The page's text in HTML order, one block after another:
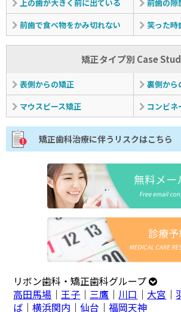
上の歯が大きく前に出ている
前歯の隙
前歯で食べ物をかみ切れない
笑った時
矯正タイプ別 Case
表側からの矯正
裏側から
マウスピース矯正
コンビネ
矯正歯科治療に伴うリスクはこちら
リボン歯科・矯正歯科グループ
高田馬場 ｜王子 ｜ 三鷹 ｜ 川口 ｜ 大宮 ｜
ば ｜横浜関内 ｜仙台 ｜福岡天神